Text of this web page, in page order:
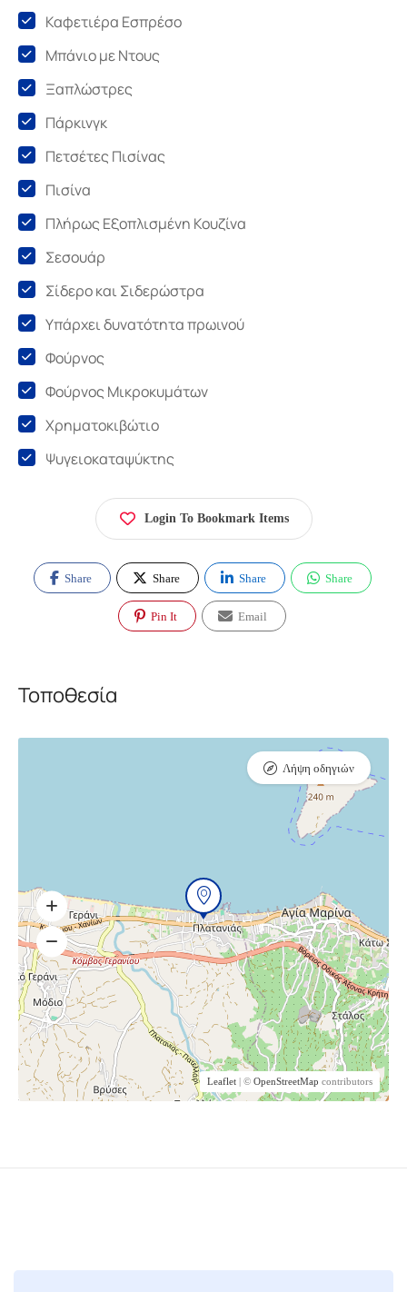
Καφετιέρα Εσπρέσο
Μπάνιο με Ντους
Ξαπλώστρες
Πάρκινγκ
Πετσέτες Πισίνας
Πισίνα
Πλήρως Εξοπλισμένη Κουζίνα
Σεσουάρ
Σίδερο και Σιδερώστρα
Υπάρχει δυνατότητα πρωινού
Φούρνος
Φούρνος Μικροκυμάτων
Χρηματοκιβώτιο
Ψυγειοκαταψύκτης
Login To Bookmark Items
Share Share Share Share
Pin It Email
Τοποθεσία
Leaflet | © OpenStreetMap contributors
Λήψη οδηγιών